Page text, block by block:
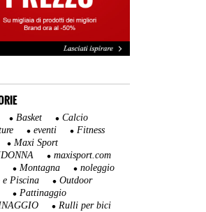
Basket
Calcio
eventi
Fitness
Maxi Sport
maxisport.com
Montagna
noleggio
e Piscina
Outdoor
Pattinaggio
Rulli per bici